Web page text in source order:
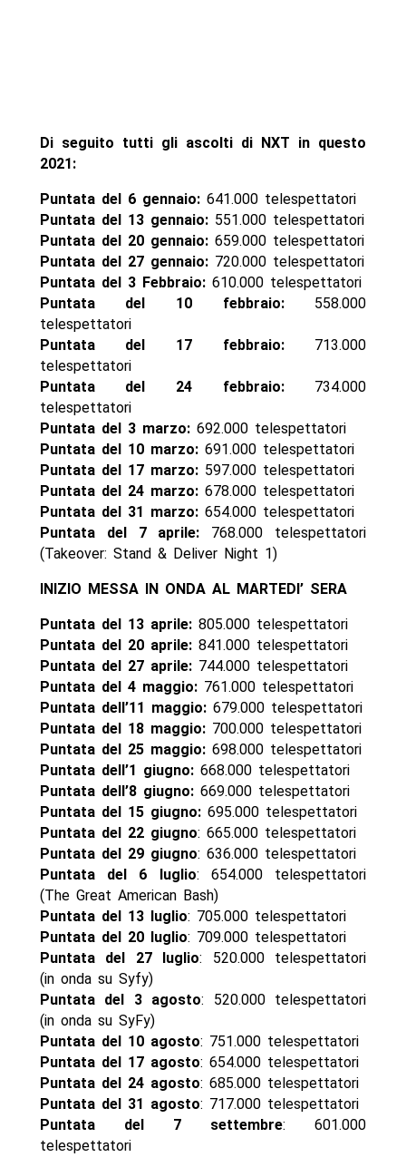
Di seguito tutti gli ascolti di NXT in questo
2021:
Puntata del 6 gennaio:641.000 telespettatori
Puntata del 13 gennaio:551.000 telespettatori
Puntata del 20 gennaio:659.000 telespettatori
Puntata del 27 gennaio:720.000 telespettatori
Puntata del 3 Febbraio:610.000 telespettatori
Puntata del 10 febbraio:558.000
telespettatori
Puntata del 17 febbraio:713.000
telespettatori
Puntata del 24 febbraio: 734.000
telespettatori
Puntata del 3 marzo:692.000 telespettatori
Puntata del 10 marzo:691.000 telespettatori
Puntata del 17 marzo:597.000 telespettatori
Puntata del 24 marzo:678.000 telespettatori
Puntata del 31 marzo:654.000 telespettatori
Puntata del 7 aprile: 768.000 telespettatori
(Takeover: Stand & Deliver Night 1)
INIZIO MESSA IN ONDA AL MARTEDI’ SERA
Puntata del 13 aprile:805.000 telespettatori
Puntata del 20 aprile: 841.000 telespettatori
Puntata del 27 aprile:744.000 telespettatori
Puntata del 4 maggio:761.000 telespettatori
Puntata dell’11 maggio:679.000 telespettatori
Puntata del 18 maggio:700.000 telespettatori
Puntata del 25 maggio:698.000 telespettatori
Puntata dell’1 giugno:668.000 telespettatori
Puntata dell’8 giugno:669.000 telespettatori
Puntata del 15 giugno:695.000 telespettatori
Puntata del 22 giugno: 665.000 telespettatori
Puntata del 29 giugno: 636.000 telespettatori
Puntata del 6 luglio: 654.000 telespettatori
(The Great American Bash)
Puntata del 13 luglio: 705.000 telespettatori
Puntata del 20 luglio: 709.000 telespettatori
Puntata del 27 luglio: 520.000 telespettatori
(in onda su Syfy)
Puntata del 3 agosto: 520.000 telespettatori
(in onda su SyFy)
Puntata del 10 agosto: 751.000 telespettatori
Puntata del 17 agosto: 654.000 telespettatori
Puntata del 24 agosto: 685.000 telespettatori
Puntata del 31 agosto: 717.000 telespettatori
Puntata del 7 settembre: 601.000
telespettatori